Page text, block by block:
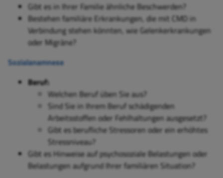
Gibt es in Ihrer Familie ähnliche Beschwerden?
Bestehen familiäre Erkrankungen, die mit CMD in
Verbindung stehen könnten, wie Gelenkerkrankungen
oder Migräne?
Sozialanamnese
Beruf:
Welchen Beruf üben Sie aus?
Sind Sie in Ihrem Beruf schädigenden
Arbeitsstoffen oder Fehlhaltungen ausgesetzt?
Gibt es berufliche Stressoren oder ein erhöhtes
Stressniveau?
Gibt es Hinweise auf psychosoziale Belastungen oder
Belastungen aufgrund Ihrer familiären Situation?